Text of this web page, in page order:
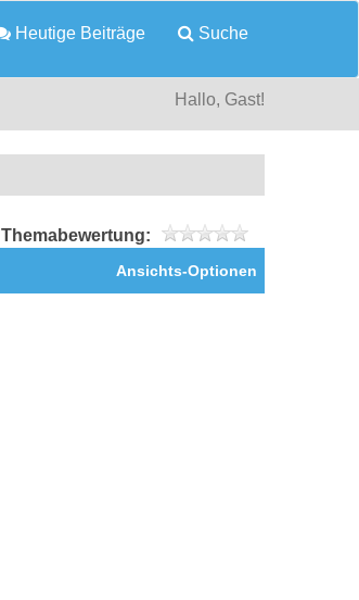
Heutige Beiträge Suche
Hallo, Gast!
Themabewertung:
Ansichts-Optionen